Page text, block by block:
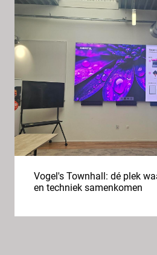
Vogel's Townhall: dé plek
en techniek samenkomen